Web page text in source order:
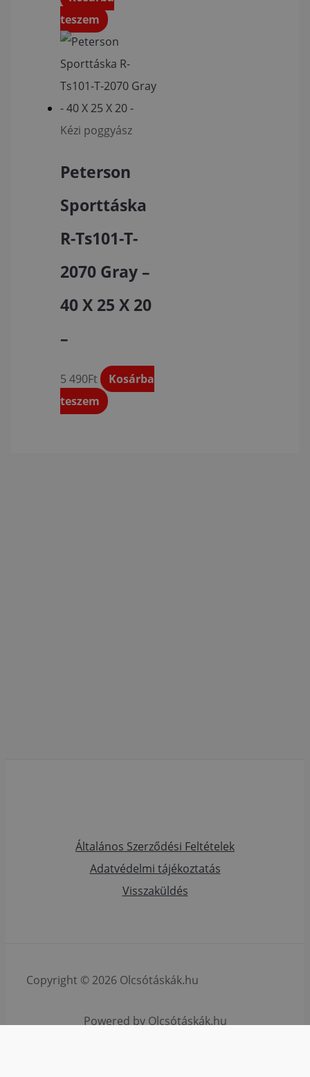
teszem
Kézi poggyász
Peterson
Sporttáska
R-Ts101-T-
2070 Gray –
40 X 25 X 20
–
5 490Ft
Kosárba
teszem
Általános Szerződési Feltételek
Adatvédelmi tájékoztatás
Visszaküldés
Copyright © 2026 Olcsótáskák.hu
Powered by Olcsótáskák.hu